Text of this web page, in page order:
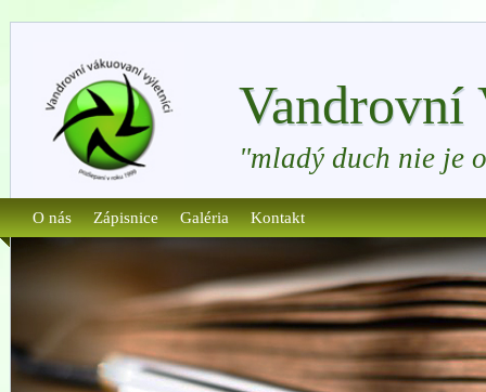
"mladý duch nie je
O nás Zápisnice Galéria Kontakt